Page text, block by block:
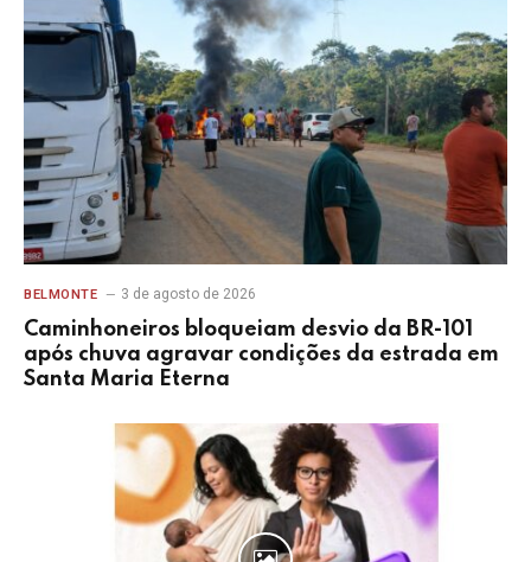
BELMONTE 3 de agosto de 2026
Caminhoneiros bloqueiam desvio da BR-101
após chuva agravar condições da estrada em
Santa Maria Eterna